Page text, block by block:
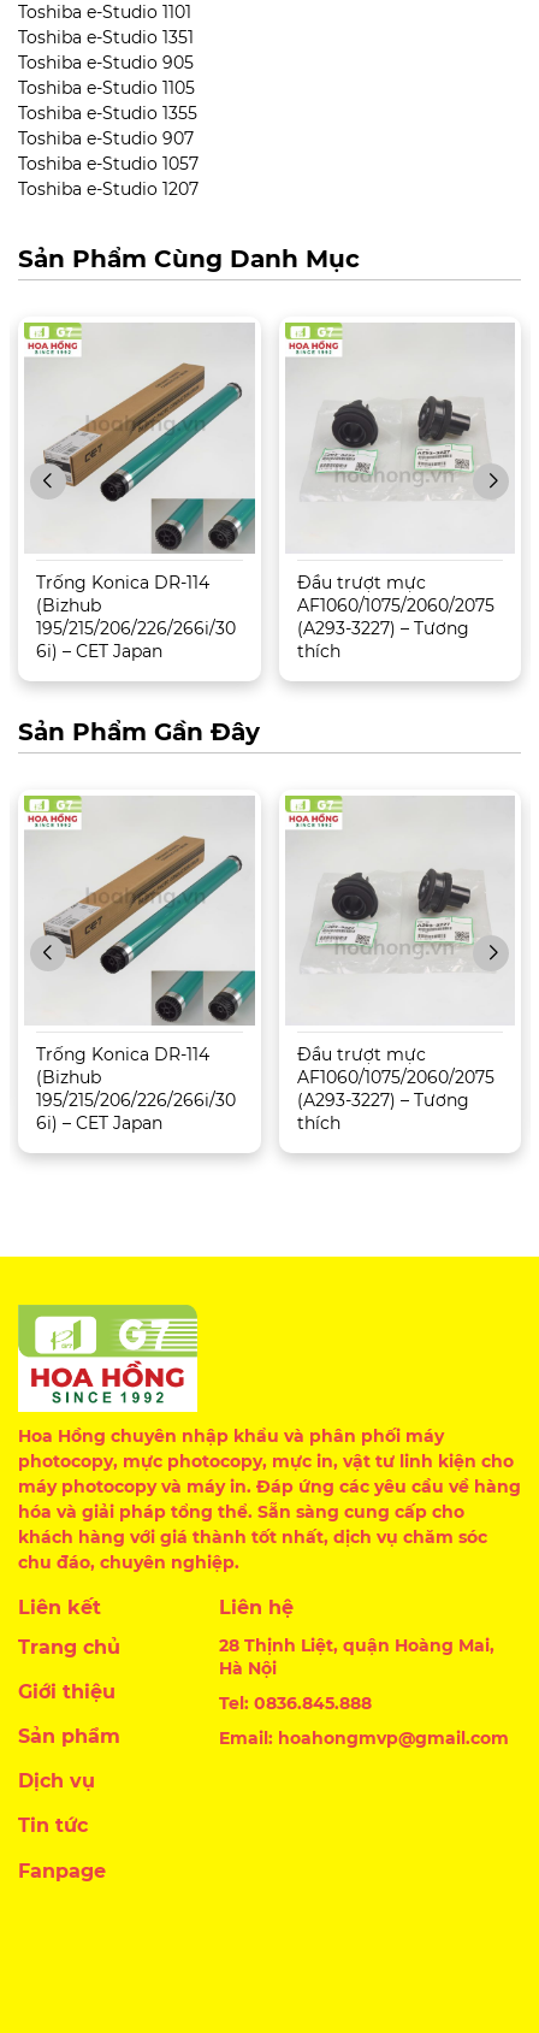
Toshiba e-Studio 1101
Toshiba e-Studio 1351
Toshiba e-Studio 905
Toshiba e-Studio 1105
Toshiba e-Studio 1355
Toshiba e-Studio 907
Toshiba e-Studio 1057
Toshiba e-Studio 1207
Sản Phẩm Cùng Danh Mục
Trống Konica DR-114
(Bizhub
195/215/206/226/266i/30
6i) – CET Japan
Đầu trượt mực
AF1060/1075/2060/2075
(A293-3227) – Tương
thích
Sản Phẩm Gần Đây
Trống Konica DR-114
(Bizhub
195/215/206/226/266i/30
6i) – CET Japan
Đầu trượt mực
AF1060/1075/2060/2075
(A293-3227) – Tương
thích
Hoa Hồng chuyên nhập khẩu và phân phối máy
photocopy, mực photocopy, mực in, vật tư linh kiện cho
máy photocopy và máy in. Đáp ứng các yêu cầu về hàng
hóa và giải pháp tổng thể. Sẵn sàng cung cấp cho
khách hàng với giá thành tốt nhất, dịch vụ chăm sóc
chu đáo, chuyên nghiệp.
Liên kết
Trang chủ
Giới thiệu
Sản phẩm
Dịch vụ
Tin tức
Liên hệ
28 Thịnh Liệt, quận Hoàng Mai,
Hà Nội
Tel: 0836.845.888
Email: hoahongmvp@gmail.com
Fanpage